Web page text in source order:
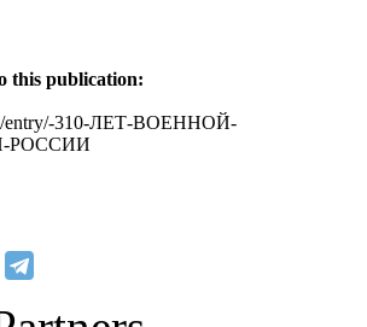
this publication:
entry/-310-ЛЕТ-ВОЕННОЙ-
РОССИИ